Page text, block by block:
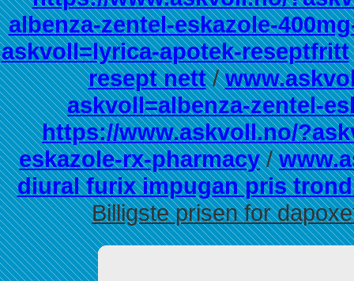
albenza-zentel-eskazole-
askvoll=lyrica-apotek-reseptfritt
resept nett/
askvoll=albenza-zentel-
https://www.askvoll.no/
eskazole-rx-pharmacy/
diural furix impugan pris
Billigste prisen for